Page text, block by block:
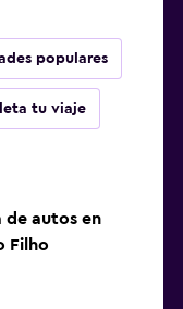
populares
tu viaje
de autos en
Filho